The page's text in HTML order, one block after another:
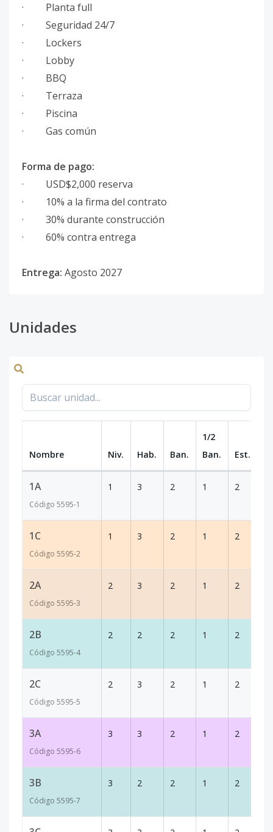
· Planta full
· Seguridad 24/7
· Lockers
· Lobby
· BBQ
· Terraza
· Piscina
· Gas común
Forma de pago:
· USD$2,000 reserva
· 10% a la firma del contrato
· 30% durante construcción
· 60% contra entrega
Entrega: Agosto 2027
Unidades
Nombre Niv. Hab. Ban.
1/2
Ban.
Est.
1A
Código 5595-1
1 3 2 1 2
1C
Código 5595-2
1 3 2 1 2
2A
Código 5595-3
2 3 2 1 2
2B
Código 5595-4
2 2 2 1 2
2C
Código 5595-5
2 3 2 1 2
3A
Código 5595-6
3 3 2 1 2
3B
Código 5595-7
3 2 2 1 2